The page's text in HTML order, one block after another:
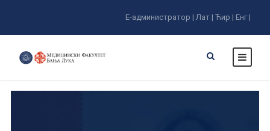
Е-администратор | Лат | Ћир | Енг |